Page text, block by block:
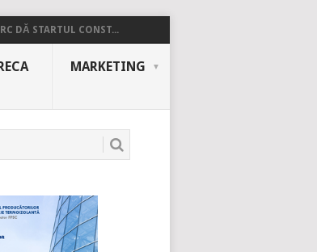
DĂ STARTUL CONST...
MARKETING